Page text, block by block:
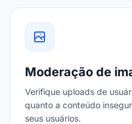
Moderação de
Verifique uploads de
quanto a conteúdo
seus usuários.